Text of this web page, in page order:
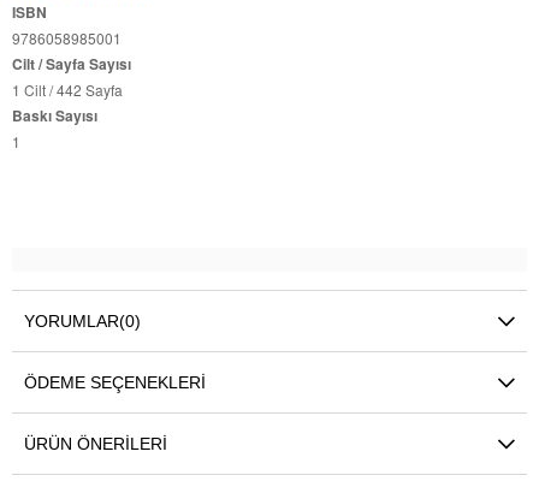
ISBN
9786058985001
Cilt / Sayfa Sayısı
1 Cilt / 442 Sayfa
Baskı Sayısı
1
YORUMLAR(0)
ÖDEME SEÇENEKLERI
ÜRÜN ÖNERILERI